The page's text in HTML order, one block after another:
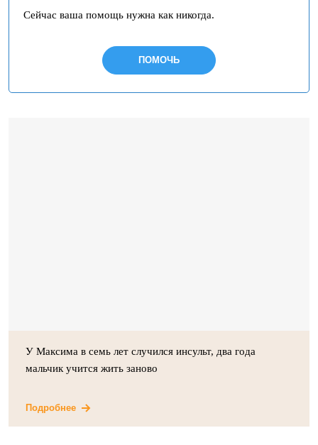
Сейчас ваша помощь нужна как никогда.
ПОМОЧЬ
У Максима в семь лет случился инсульт, два года
мальчик учится жить заново
Подробнее